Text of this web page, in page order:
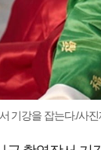
기강을 잡는다./사진